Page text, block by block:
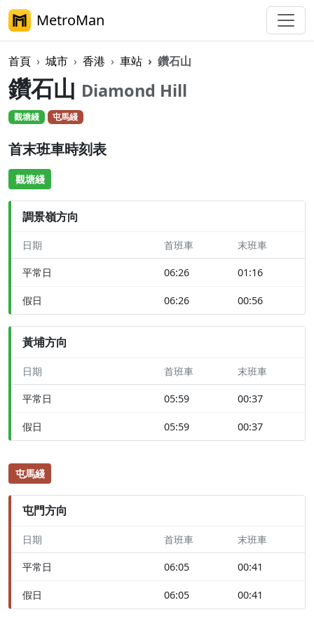
MetroMan
首頁 城市 香港 車站 鑽石山
鑽石山 Diamond Hill
觀塘綫 屯馬綫
首末班車時刻表
觀塘綫
調景嶺方向
日期 首班車 末班車
平常日 06:26 01:16
假日 06:26 00:56
黃埔方向
日期 首班車 末班車
平常日 05:59 00:37
假日 05:59 00:37
屯馬綫
屯門方向
日期 首班車 末班車
平常日 06:05 00:41
假日 06:05 00:41